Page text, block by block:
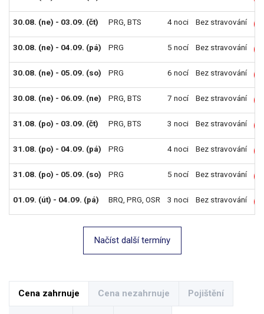
30.08. (ne) - 03.09. (čt) PRG BTS 4 noci Bez stravování
30.08. (ne) - 04.09. (pá) PRG 5 nocí Bez stravování
30.08. (ne) - 05.09. (so) PRG 6 nocí Bez stravování
30.08. (ne) - 06.09. (ne) PRG BTS 7 nocí Bez stravování
31.08. (po) - 03.09. (čt) PRG BTS 3 noci Bez stravování
31.08. (po) - 04.09. (pá) PRG 4 noci Bez stravování
31.08. (po) - 05.09. (so) PRG 5 nocí Bez stravování
01.09. (út) - 04.09. (pá) BRQ PRG OSR 3 noci Bez stravování
Načíst další termíny
Cena zahrnuje Cena nezahrnuje Pojištění